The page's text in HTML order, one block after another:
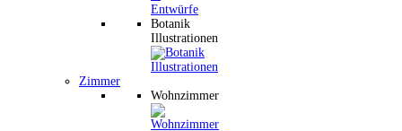
Botanik
Illustrationen
Zimmer
Wohnzimmer